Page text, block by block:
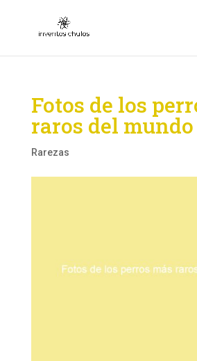
Fotos de los
raros del mundo
Rarezas